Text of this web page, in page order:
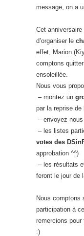
message, on a
Cet
d’organiser le
effet, Marion
comptons
ensoleillée.
Nous vous
– montez un
par la reprise de
– envoyez
– les listes
votes des
approbation ^^)
– les résultats
feront le jour de
Nous comptons
participation à
remercions
:)